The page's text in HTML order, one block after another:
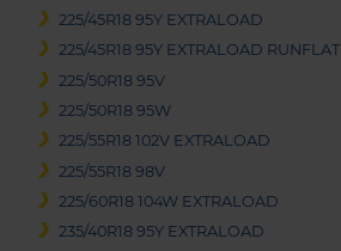
225/45R18 95Y EXTRALOAD
225/45R18 95Y EXTRALOAD RUNFLAT
225/50R18 95V
225/50R18 95W
225/55R18 102V EXTRALOAD
225/55R18 98V
225/60R18 104W EXTRALOAD
235/40R18 95Y EXTRALOAD